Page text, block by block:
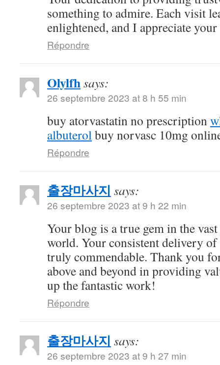
something to admire. Each visit
enlightened, and I appreciate
Répondre
Olylfhsays:
26 septembre 2023 at 8 h 55 min
buy atorvastatin no prescription
albuterolbuy norvasc 10mg
Répondre
출장마사지 says:
26 septembre 2023 at 9 h 22 min
Your blog is a true gem in the
world. Your consistent delivery
truly commendable. Thank you
above and beyond in providing
up the fantastic work!
Répondre
출장마사지 says:
26 septembre 2023 at 9 h 27 min